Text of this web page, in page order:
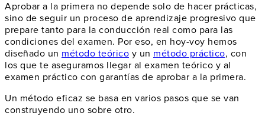
Aprobar a la primera no depende solo de hacer prácticas,
sino de seguir un proceso de aprendizaje progresivo que
prepare tanto para la conducción real como para las
condiciones del examen. Por eso, en hoy-voy hemos
diseñado un método teórico y un método práctico, con
los que te aseguramos llegar al examen teórico y al
examen práctico con garantías de aprobar a la primera.
Un método eficaz se basa en varios pasos que se van
construyendo uno sobre otro.